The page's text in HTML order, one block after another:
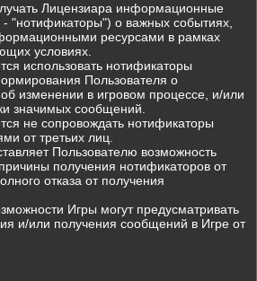
Лицензиара информационные
"нотификаторы") о важных событиях,
ресурсами в рамках
условиях.
использовать нотификаторы
Пользователя о
изменении в игровом процессе, и/или
значимых сообщений.
не сопровождать нотификаторы
от третьих лиц.
Пользователю возможность
получения нотификаторов от
отказа от получения
Игры могут предусматривать
и/или получения сообщений в Игре от